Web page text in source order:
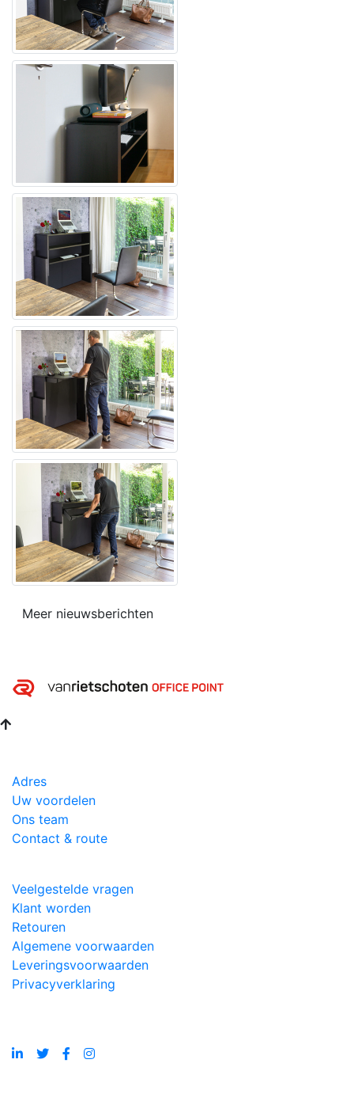
Meer nieuwsberichten
Adres
Uw voordelen
Ons team
Contact & route
Veelgestelde vragen
Klant worden
Retouren
Algemene voorwaarden
Leveringsvoorwaarden
Privacyverklaring